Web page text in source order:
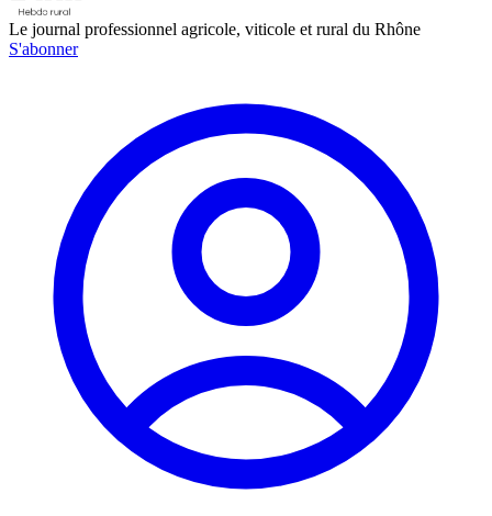
Le journal professionnel agricole, viticole et rural du Rhône
S'abonner